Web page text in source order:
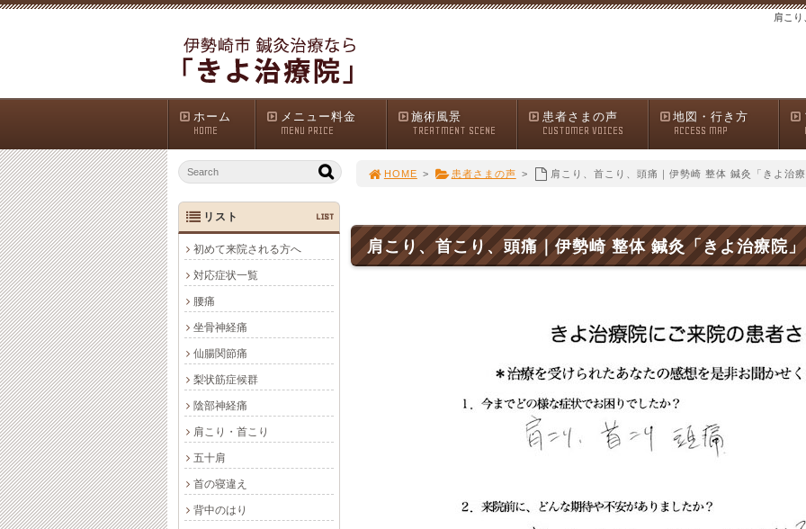
肩こ
ホーム
HOME
メニュー料金
MENU PRICE
施術風景
TREATMENT SCENE
患者さまの声
CUSTOMER VOICES
地図・行き方
ACCESS MAP
HOME > 患者さまの声 > 肩こり、首こり、頭痛｜伊勢崎 整体 鍼灸「きよ治
肩こり、首こり、頭痛｜伊勢崎 整体 鍼灸「きよ治療院」
リスト LIST
初めて来院される方へ
対応症状一覧
腰痛
坐骨神経痛
仙腸関節痛
梨状筋症候群
陰部神経痛
肩こり・首こり
五十肩
首の寝違え
背中のはり